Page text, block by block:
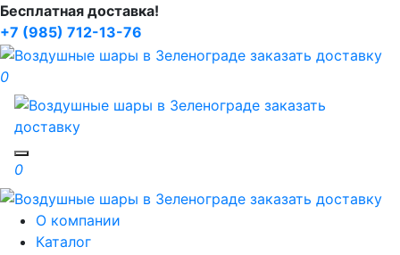
Бесплатная доставка!
+7 (985) 712-13-76
0
Toggle navigation
0
О компании
Каталог